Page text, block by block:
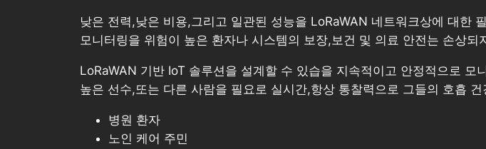
낮은 전력,낮은 비용,그리고 일관된 성능을 LoRaWAN 네트워크상에 대한
모니터링을 위험이 높은 환자나 시스템의 보장,보건 및 의료 안전는 손상되
LoRaWAN 기반 IoT 솔루션을 설계할 수 있습을 지속적이고 안정적으로
높은 선수,또는 다른 사람을 필요로 실시간,항상 통찰력으로 그들의 호흡
병원 환자
노인 케어 주민